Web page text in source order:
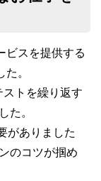
ビスを提供する
。
トを繰り返す
た。
がありました
のコツが掴め